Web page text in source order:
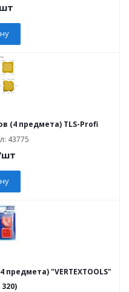
(4 предмета) TLS-Profi
43775
"VERTEXTOOLS"